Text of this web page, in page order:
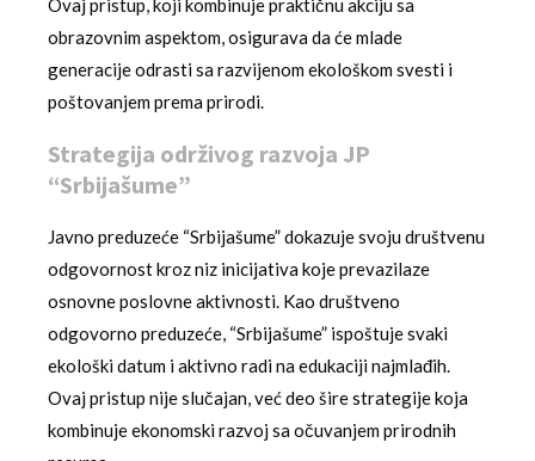
Ovaj pristup, koji kombinuje praktičnu akciju sa
obrazovnim aspektom, osigurava da će mlade
generacije odrasti sa razvijenom ekološkom svesti i
poštovanjem prema prirodi.
Strategija održivog razvoja JP
“Srbijašume”
Javno preduzeće “Srbijašume” dokazuje svoju društvenu
odgovornost kroz niz inicijativa koje prevazilaze
osnovne poslovne aktivnosti. Kao društveno
odgovorno preduzeće, “Srbijašume” ispoštuje svaki
ekološki datum i aktivno radi na edukaciji najmlađih.
Ovaj pristup nije slučajan, već deo šire strategije koja
kombinuje ekonomski razvoj sa očuvanjem prirodnih